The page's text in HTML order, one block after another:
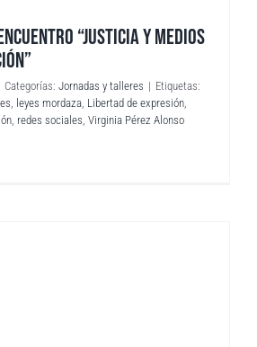
“JUSTICIA Y MEDIOS
Categorías: Jornadas y talleres | Etiquetas:
leyes mordaza Libertad de expresión
redes sociales Virginia Pérez Alonso